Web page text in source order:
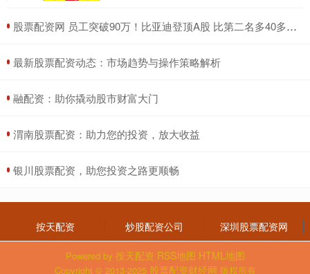
​股票配资网 员工突破90万！比亚迪登顶A股 比第二名多40多万！
​最新股票配资动态：市场趋势与操作策略解析
​融配资：助你撬动股市财富大门
​渭南股票配资：助力您的投资，放大收益
​银川股票配资，助您投资之路更顺畅
按天配资 炒股配资公司 深圳股票配资网
Powered by 按天配资 RSS地图 HTML地图
Copyright © 2013-2025 股票配资财经网 版权所有